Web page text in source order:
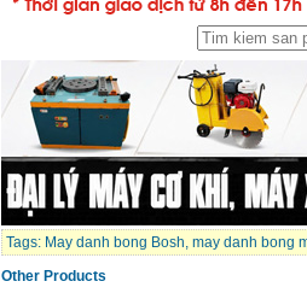
Tags: May danh bong Bosh, may danh bong
Other Products